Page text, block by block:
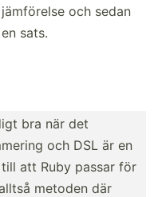
jämförelse och sedan
en sats.
bra när det
och DSL är en
att Ruby passar för
metoden där